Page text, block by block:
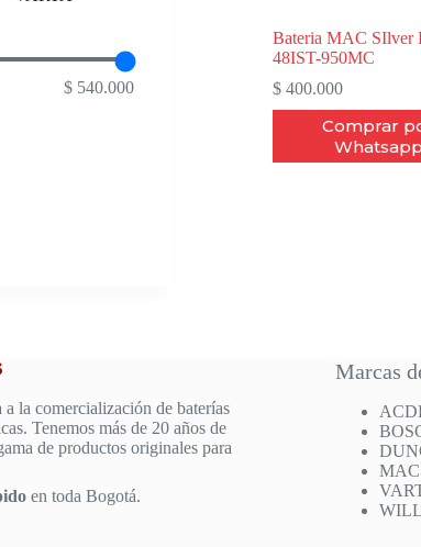
Bateria MAC SIlver
48IST-950MC
$400.000
Comprar
Whatsapp
$ 540.000
a la comercialización de baterías
Tenemos más de 20 años de
de productos originales para
en toda Bogotá.
Marcas
MAC